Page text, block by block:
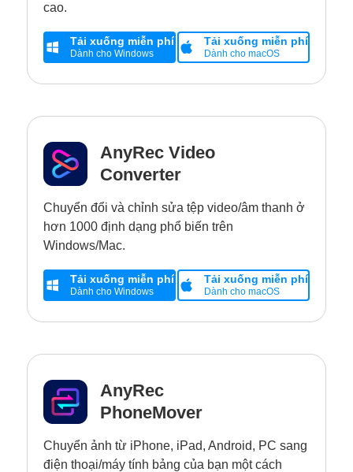
cao.
Tải xuống miễn phí
Dành cho Windows
Tải xuống miễn phí
Dành cho macOS
AnyRec Video
Converter
Chuyển đổi và chỉnh sửa tệp video/âm thanh ở
hơn 1000 định dạng phổ biến trên
Windows/Mac.
Tải xuống miễn phí
Dành cho Windows
Tải xuống miễn phí
Dành cho macOS
AnyRec
PhoneMover
Chuyển ảnh từ iPhone, iPad, Android, PC sang
điện thoại/máy tính bảng của bạn một cách